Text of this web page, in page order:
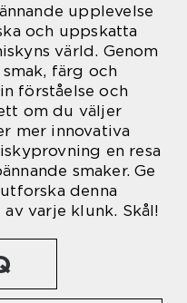
upplevelse
och uppskatta
värld. Genom
färg och
förståelse och
om du väljer
mer innovativa
en resa
smaker. Ge
denna
varje klunk. Skål!